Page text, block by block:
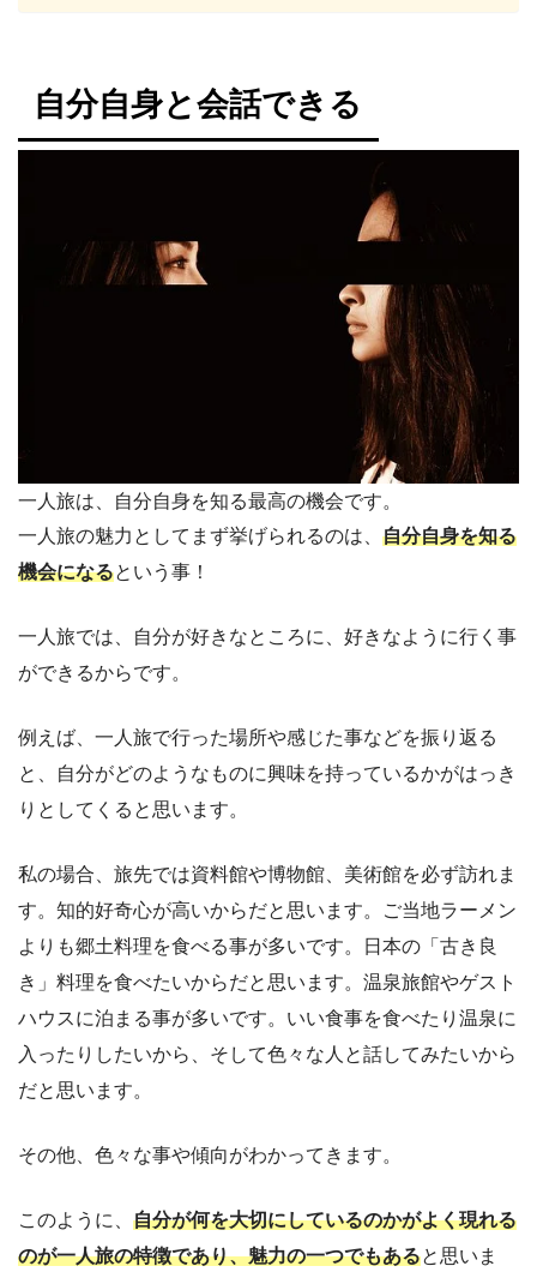
自分自身と会話できる
一人旅は、自分自身を知る最高の機会です。
一人旅の魅力としてまず挙げられるのは、 自分自身を知る
機会になるという事！
一人旅では、自分が好きなところに、好きなように行く事
ができるからです。
例えば、一人旅で行った場所や感じた事などを振り返る
と、自分がどのようなものに興味を持っているかがはっき
りとしてくると思います。
私の場合、旅先では資料館や博物館、美術館を必ず訪れま
す。知的好奇心が高いからだと思います。ご当地ラーメン
よりも郷土料理を食べる事が多いです。日本の「古き良
き」料理を食べたいからだと思います。温泉旅館やゲスト
ハウスに泊まる事が多いです。いい食事を食べたり温泉に
入ったりしたいから、そして色々な人と話してみたいから
だと思います。
その他、色々な事や傾向がわかってきます。
このように、 自分が何を大切にしているのかがよく現れる
のが一人旅の特徴であり、魅力の一つでもあると思いま